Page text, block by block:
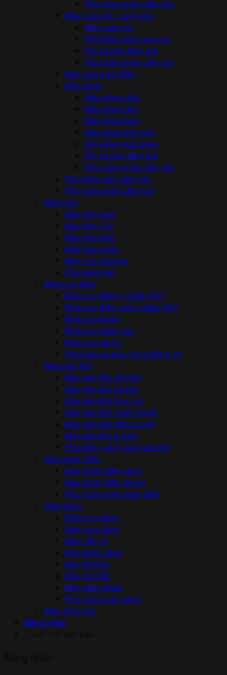
Phụ tùng máy cầm tay
Máy cưa sọc, cưa lọng
Máy cưa sọc
Phụ kiện máy cưa sọc
Pin và phụ kiện pin
Phụ tùng máy cầm tay
Máy cưa xích điện
Máy phay
Máy phay nhỏ
Máy phay lớn
Máy phay bàn
Máy phay kim loại
phụ kiện máy phay
Pin và phụ kiện pin
Phụ tùng máy cầm tay
Phụ kiện máy cầm tay
Phụ tùng máy cầm tay
Máy hàn
Máy hàn que
Máy hàn Tig
Máy hàn Mig
Máy hàn laser
Máy cut plasma
Phụ kiện hàn
Động cơ điện
Động cơ điện 1 chiều (DC)
Động cơ điện xoay chiều (AC)
Động cơ bước
Động cơ giảm tốc
Động cơ servo
Phụ kiện và phụ tùng động cơ
Máy nén khí
Máy nén khí cỡ nhỏ
Máy nén khí piston
Máy nén khí trục vít
Máy nén khí cánh trượt
Máy nén khí dạng cuộn
Máy nén khí ly tâm
Phụ kiện, phụ tùng nén khí
Máy phát điện
Máy phát điện xăng
Máy phát điện diesel
Phụ tùng máy phát điện
Máy xăng
Động cơ xăng
Máy cưa xăng
Máy cắt cỏ
Máy bơm xăng
Máy thổi lá
Máy xới đất
Máy xăng khác
Phụ tùng máy xăng
Máy thủy lực
Đăng nhập